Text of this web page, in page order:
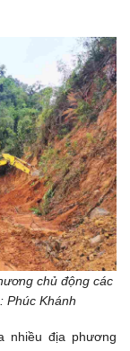
chủ động các
Phúc Khánh
nhiều địa phương